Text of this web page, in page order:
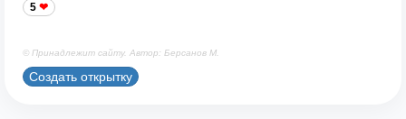
5
© Принадлежит сайту. Автор: Берсанов М.
Создать открытку